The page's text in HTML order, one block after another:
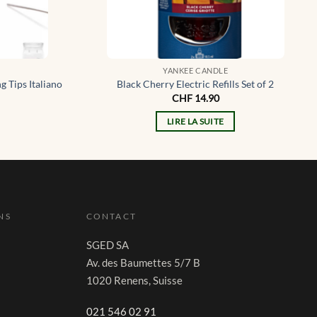
Tips Italiano
YANKEE CANDLE
Black Cherry Electric Refills Set of 2
CHF14.90
LIRE LA SUITE
CONTACT
SGED SA
Av. des Baumettes 5/7 B
1020 Renens, Suisse
021 546 02 91